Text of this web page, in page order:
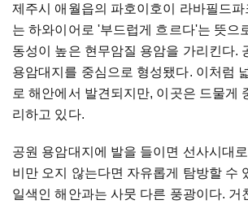
제주시 애월읍의 파호이호이 라바필드파
는 하와이어로 '부드럽게 흐르다'는 뜻으
동성이 높은 현무암질 용암을 가리킨다.
용암대지를 중심으로 형성됐다. 이처럼
로 해안에서 발견되지만, 이곳은 드물게
리하고 있다.
공원 용암대지에 발을 들이면 선사시대
비만 오지 않는다면 자유롭게 탐방할 수
일색인 해안과는 사뭇 다른 풍광이다. 거